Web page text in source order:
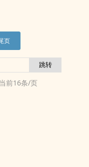
页
前16条/页